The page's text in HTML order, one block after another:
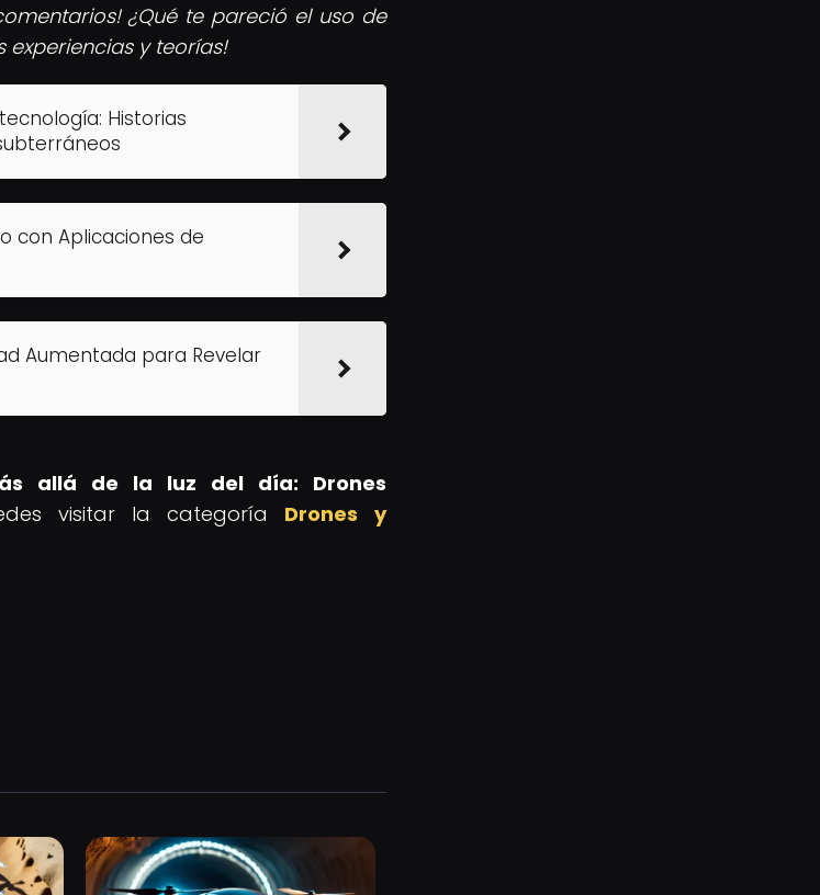
¿Qué te pareció el uso de
experiencias y teorías!
Historias
con Aplicaciones de
Aumentada para Revelar
allá de la luz del día: Drones
visitar la categoría Drones y